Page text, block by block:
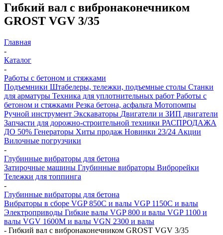
Гибкий вал с вибронаконечником
GROST VGV 3/35
Главная
-
Каталог
-
Работы с бетоном и стяжками
Подъемники Штабелеры, тележки, подъемные столы Станки
для арматуры Техника для уплотнительных работ Работы с
бетоном и стяжками Резка бетона, асфальта Мотопомпы
Ручной инструмент Экскаваторы Двигатели и ЗИП двигатели
Запчасти для дорожно-строительной техники РАСПРОДАЖА
ДО 50% Генераторы Хиты продаж Новинки 23/24 Акции
Вилочные погрузчики
-
Глубинные вибраторы для бетона
Затирочные машины Глубинные вибраторы Виброрейки
Тележки для топпинга
-
Глубинные вибраторы для бетона
Вибраторы в сборе VGP 850C и валы VGP 1150C и валы
Электроприводы Гибкие валы VGP 800 и валы VGP 1100 и
валы VGV 1600M и валы VGN 2300 и валы
- Гибкий вал с вибронаконечником GROST VGV 3/35